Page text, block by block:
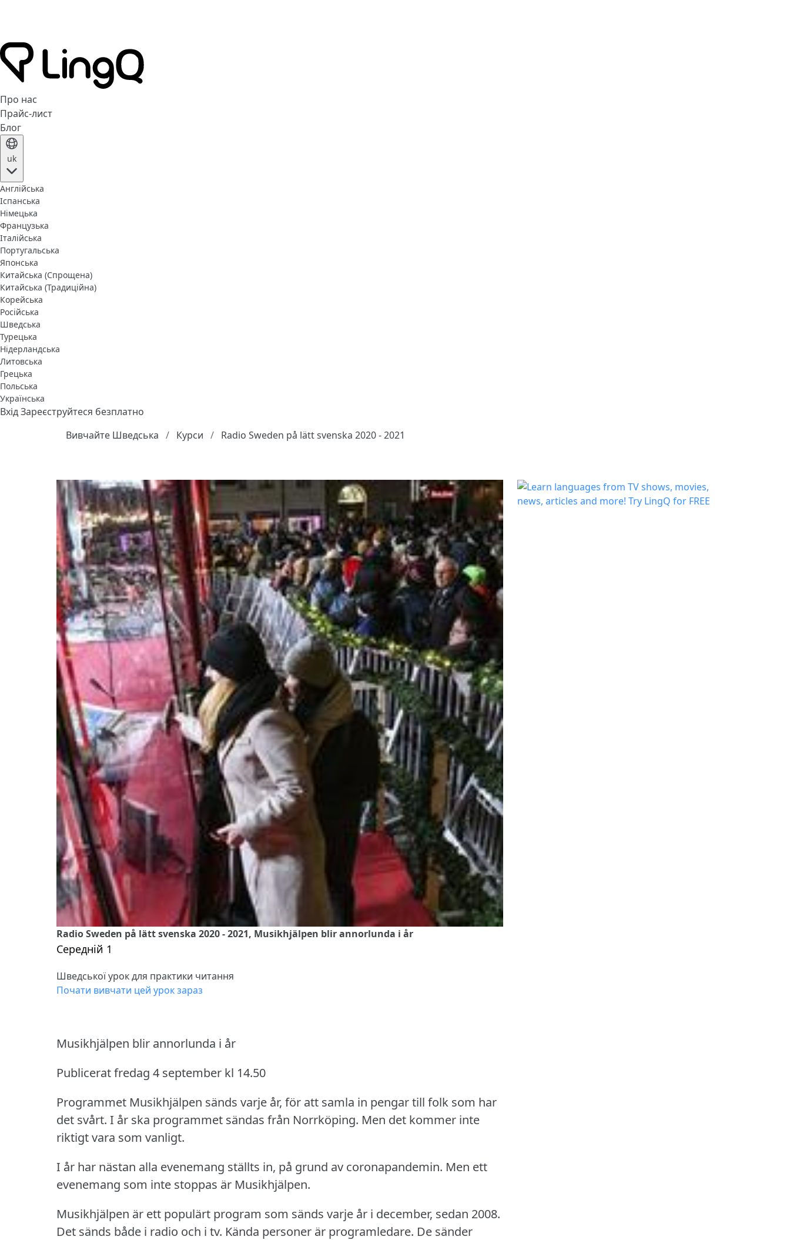
Про нас
Прайс-лист
Блог
uk
Англійська
Іспанська
Німецька
Французька
Італійська
Португальська
Японська
Китайська (Спрощена)
Китайська (Традиційна)
Корейська
Російська
Шведська
Турецька
Нідерландська
Литовська
Грецька
Польська
Українська
ВхідЗареєструйтеся безплатно
Вивчайте Шведська
Курси Radio Sweden på lätt svenska 2020 - 2021
Radio Sweden på lätt svenska 2020 - 2021, Musikhjälpen blir annorlunda i år
Середній 1
Шведської урок для практики читання
Почати вивчати цей урок зараз
Musikhjälpen blir annorlunda i år
Publicerat fredag 4 september kl 14.50
Programmet Musikhjälpen sänds varje år, för att samla in pengar till folk som har
det svårt. I år ska programmet sändas från Norrköping. Men det kommer inte
riktigt vara som vanligt.
I år har nästan alla evenemang ställts in, på grund av coronapandemin. Men ett
evenemang som inte stoppas är Musikhjälpen.
Musikhjälpen är ett populärt program som sänds varje år i december, sedan 2008.
Det sänds både i radio och i tv. Kända personer är programledare. De sänder